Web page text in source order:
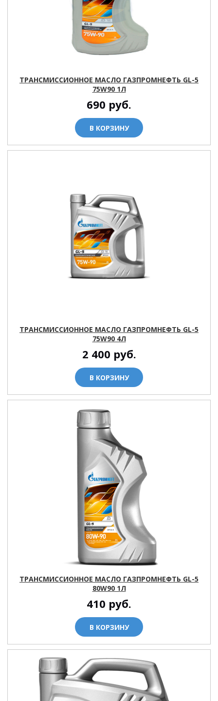
ТРАНСМИССИОННОЕ МАСЛО ГАЗПРОМНЕФТЬ GL-5
75W90 1Л
690 руб.
В КОРЗИНУ
ТРАНСМИССИОННОЕ МАСЛО ГАЗПРОМНЕФТЬ GL-5
75W90 4Л
2 400 руб.
В КОРЗИНУ
ТРАНСМИССИОННОЕ МАСЛО ГАЗПРОМНЕФТЬ GL-5
80W90 1Л
410 руб.
В КОРЗИНУ